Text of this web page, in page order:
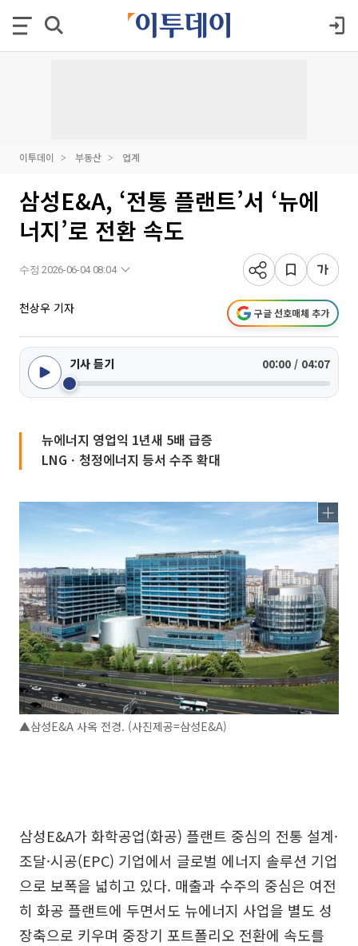
이투데이 부동산 업계
삼성E&A, ‘전통 플랜트’서 ‘뉴에
너지’로 전환 속도
수정 2026-06-04 08:04
천상우 기자 구글 선호매체 추가
기사 듣기 00:00 / 04:07
뉴에너지 영업익 1년새 5배 급증
LNGㆍ청정에너지 등서 수주 확대
▲삼성E&A 사옥 전경. (사진제공=삼성E&A)
삼성E&A가 화학공업(화공) 플랜트 중심의 전통 설계·
조달·시공(EPC) 기업에서 글로벌 에너지 솔루션 기업
으로 보폭을 넓히고 있다. 매출과 수주의 중심은 여전
히 화공 플랜트에 두면서도 뉴에너지 사업을 별도 성
장축으로 키우며 중장기 포트폴리오 전환에 속도를